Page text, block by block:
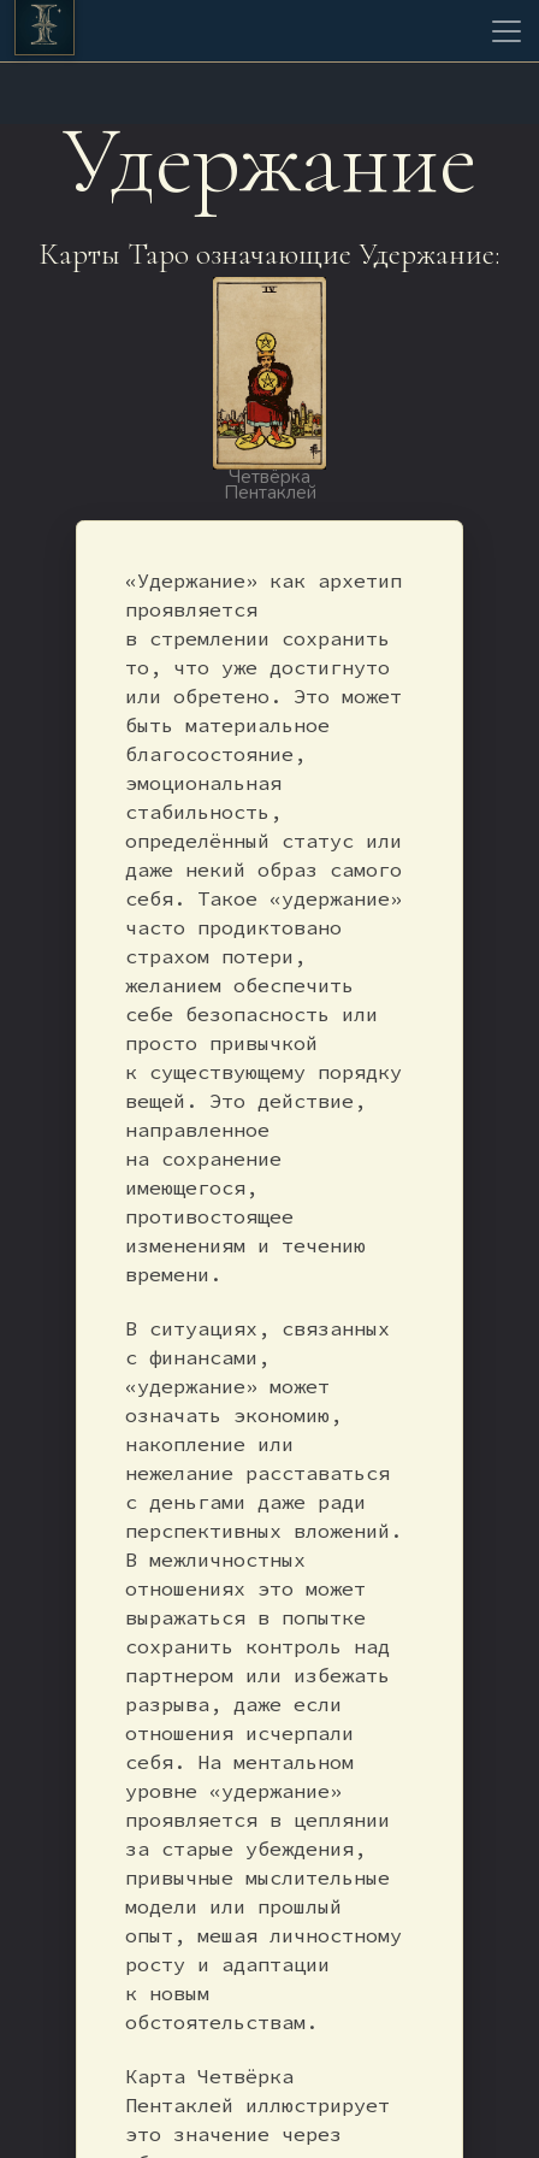
Удержание
Карты Таро означающие Удержание:
Четвёрка
Пентаклей
«Удержание» как архетип
проявляется
в стремлении сохранить
то, что уже достигнуто
или обретено. Это может
быть материальное
благосостояние,
эмоциональная
стабильность,
определённый статус или
даже некий образ самого
себя. Такое «удержание»
часто продиктовано
страхом потери,
желанием обеспечить
себе безопасность или
просто привычкой
к существующему порядку
вещей. Это действие,
направленное
на сохранение
имеющегося,
противостоящее
изменениям и течению
времени.
В ситуациях, связанных
с финансами,
«удержание» может
означать экономию,
накопление или
нежелание расставаться
с деньгами даже ради
перспективных вложений.
В межличностных
отношениях это может
выражаться в попытке
сохранить контроль над
партнером или избежать
разрыва, даже если
отношения исчерпали
себя. На ментальном
уровне «удержание»
проявляется в цеплянии
за старые убеждения,
привычные мыслительные
модели или прошлый
опыт, мешая личностному
росту и адаптации
к новым
обстоятельствам.
Карта Четвёрка
Пентаклей иллюстрирует
это значение через